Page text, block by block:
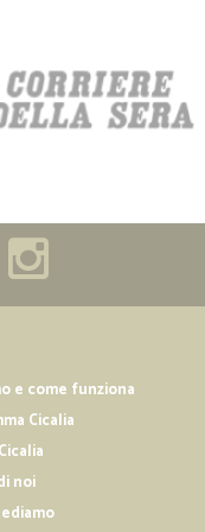
e come funziona
Cicalia
noi